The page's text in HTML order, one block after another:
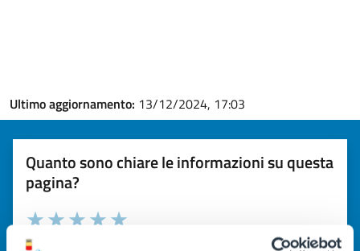
Ultimo aggiornamento: 13/12/2024, 17:03
Quanto sono chiare le informazioni su questa
pagina?
Valuta la chiarezza delle informazioni (da 1 a 5 stelle)
Seleziona il numero di stelle per valutare la chiarezza delle
Valuta 1 stelle su 5